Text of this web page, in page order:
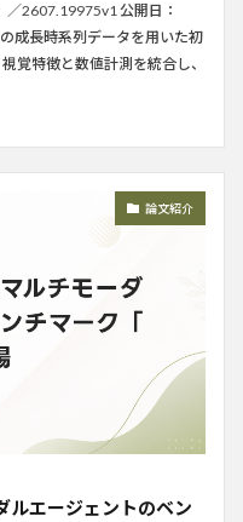
2607.19975v1 公開日：
成長時系列データを用いた初
覚特徴と数値計測を統合し、
論文紹介
ルエージェントのベン